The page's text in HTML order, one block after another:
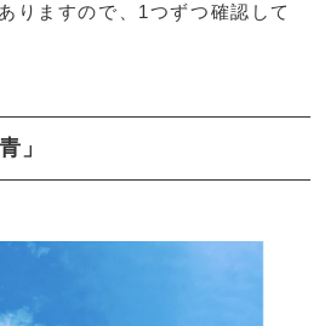
りますので、1つずつ確認して
」